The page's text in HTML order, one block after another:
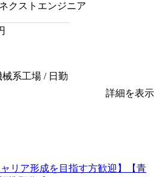
クストエンジニア
系工場 / 日勤
詳細を表示